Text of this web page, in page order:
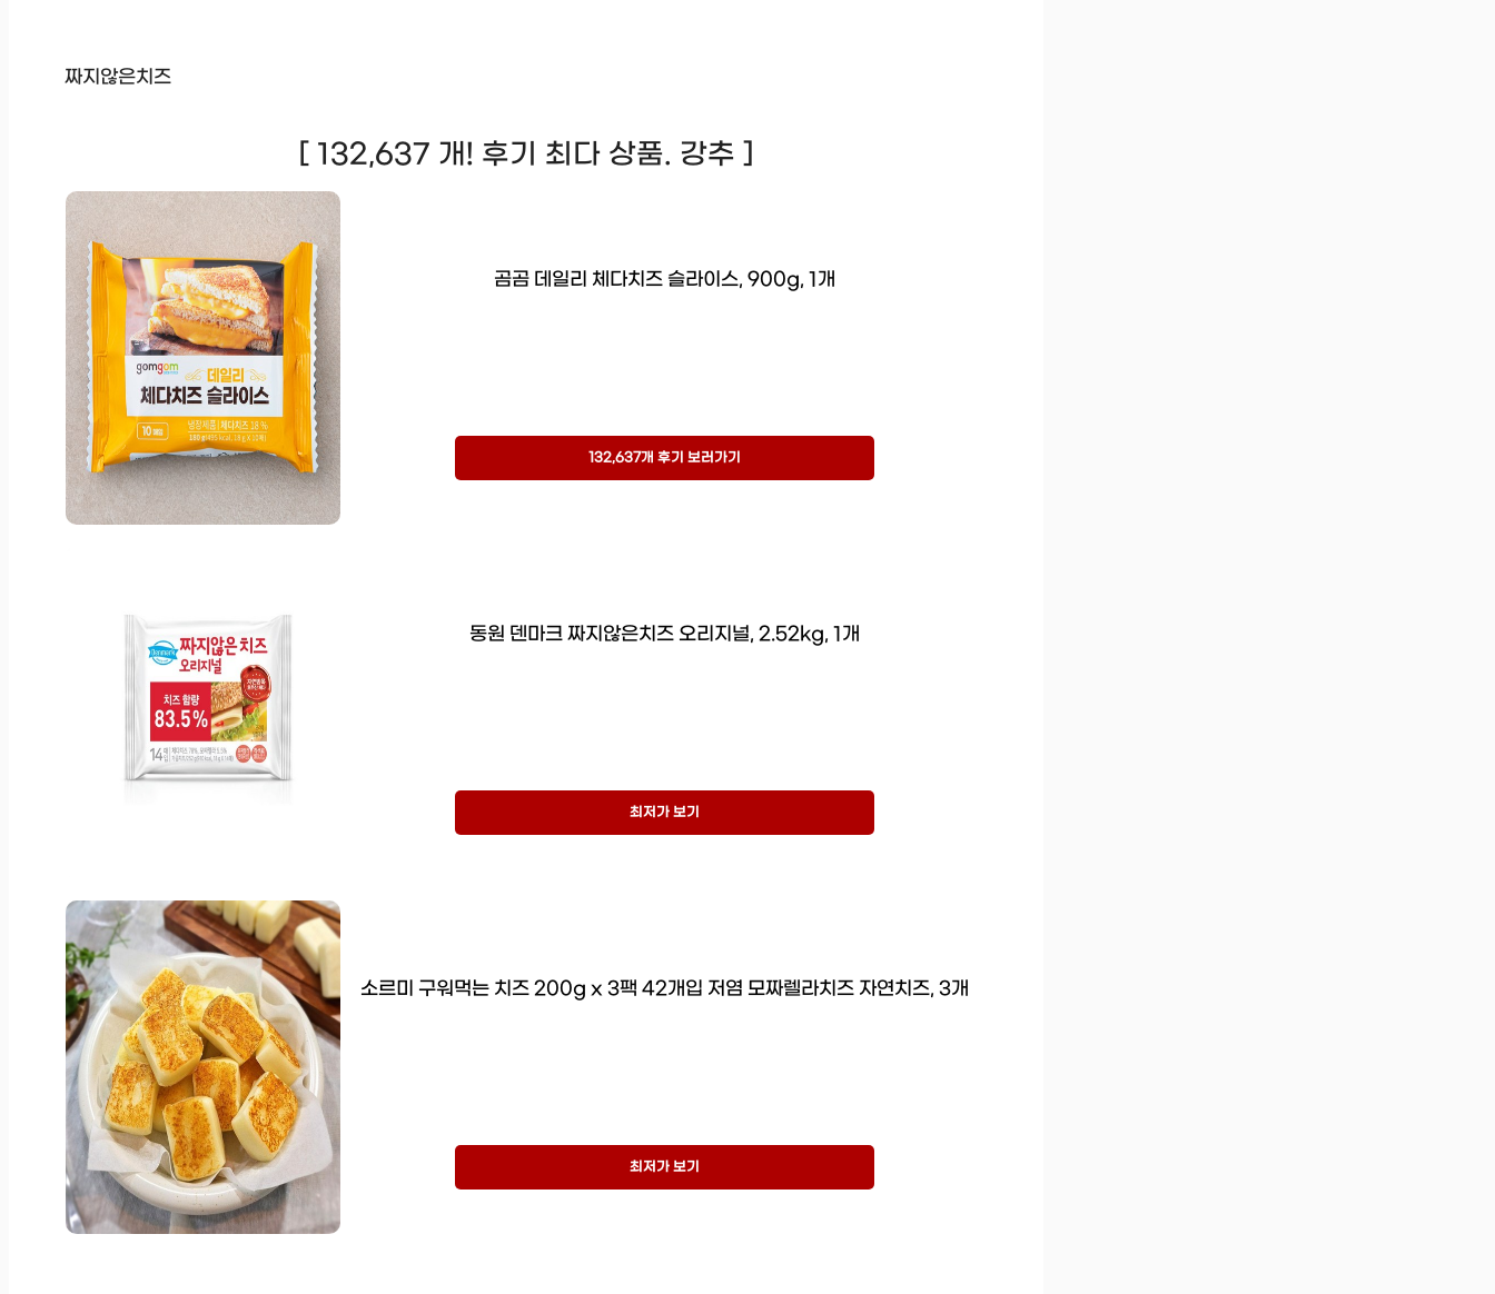
짜지않은치즈
[ 132,637 개! 후기 최다 상품. 강추 ]
곰곰 데일리 체다치즈 슬라이스, 900g, 1개
132,637개 후기 보러가기
동원 덴마크 짜지않은치즈 오리지널, 2.52kg, 1개
최저가 보기
소르미 구워먹는 치즈 200g x 3팩 42개입 저염 모짜렐라치즈 자연치즈, 3개
최저가 보기